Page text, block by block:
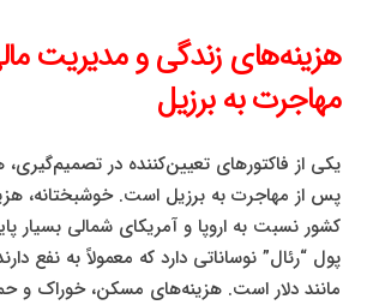
هزینه‌های زندگی و مدیریت
مهاجرت به برزیل
یکی از فاکتورهای تعیین‌کننده در
پس از مهاجرت به برزیل است. خوشبختانه،
کشور نسبت به اروپا و آمریکای شمالی بسیار
پول “رئال” نوساناتی دارد که معمولاً به نفع
مانند دلار است. هزینه‌های مسکن، خوراک و